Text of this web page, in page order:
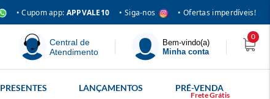
• Cupom app: APPVALE10 • Siga-nos • Ofertas imperdíveis!
Central de
Atendimento
Bem-vindo(a)
Minha conta
0
PRESENTES LANÇAMENTOS PRÉ-VENDA